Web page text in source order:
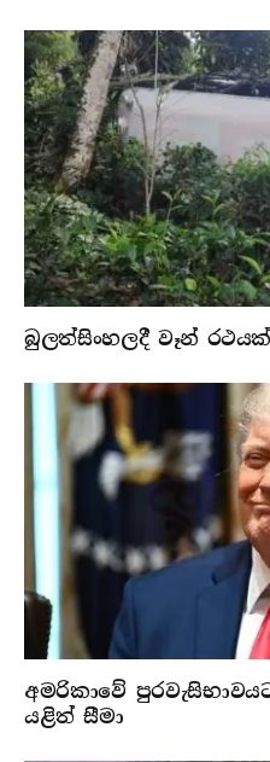
බුලත්සිංහලදී වෑන්
අමරිකාවේ
යළිත් සීමා